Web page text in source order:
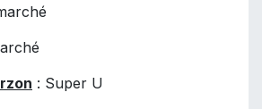
: Super U